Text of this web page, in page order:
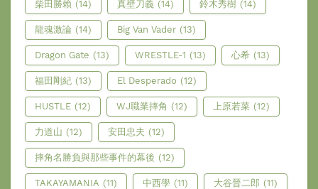
柴田勝賴 (14) 真壁刀義 (14) 鈴木秀樹 (14)
龍魂激論 (14) Big Van Vader (13)
Dragon Gate (13) WRESTLE-1 (13) 心希 (13)
福田剛紀 (13) El Desperado (12)
HUSTLE (12) WJ職業摔角 (12) 上原若菜 (12)
力道山 (12) 安田忠夫 (12)
摔角名勝負與那些事件的幕後 (12)
TAKAYAMANIA (11) 中西學 (11) 大谷晉二郎 (11)